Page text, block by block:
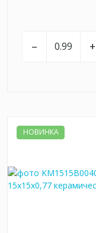
– +
НОВИНКА